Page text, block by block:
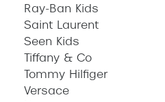
Ray-Ban Kids
Saint Laurent
Seen Kids
Tiffany & Co
Tommy Hilfiger
Versace